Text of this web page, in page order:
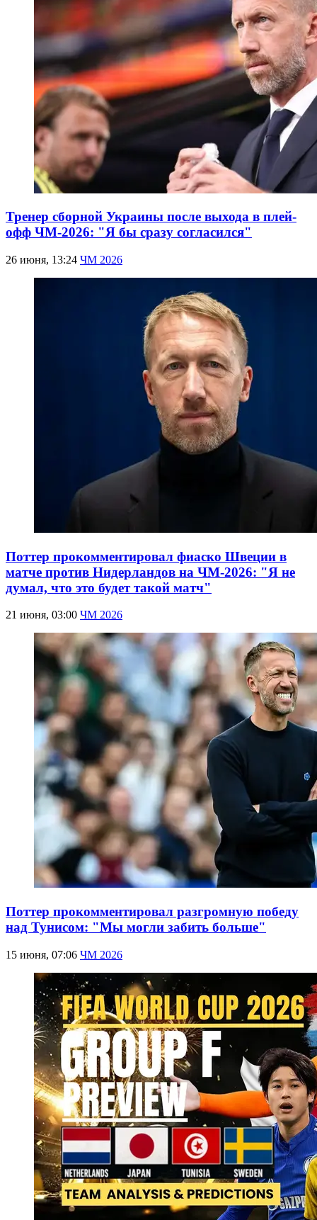
Тренер сборной Украины после выхода в плей-
офф ЧМ-2026: "Я бы сразу согласился"
26 июня, 13:24 ЧМ 2026
Поттер прокомментировал фиаско Швеции в
матче против Нидерландов на ЧМ-2026: "Я не
думал, что это будет такой матч"
21 июня, 03:00 ЧМ 2026
Поттер прокомментировал разгромную победу
над Тунисом: "Мы могли забить больше"
15 июня, 07:06 ЧМ 2026